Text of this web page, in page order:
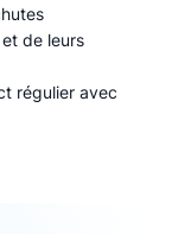
de leurs
régulier avec